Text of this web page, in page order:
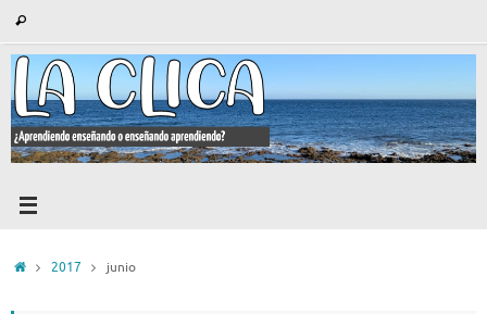
contenido
Buscar
Inicio2017 junio